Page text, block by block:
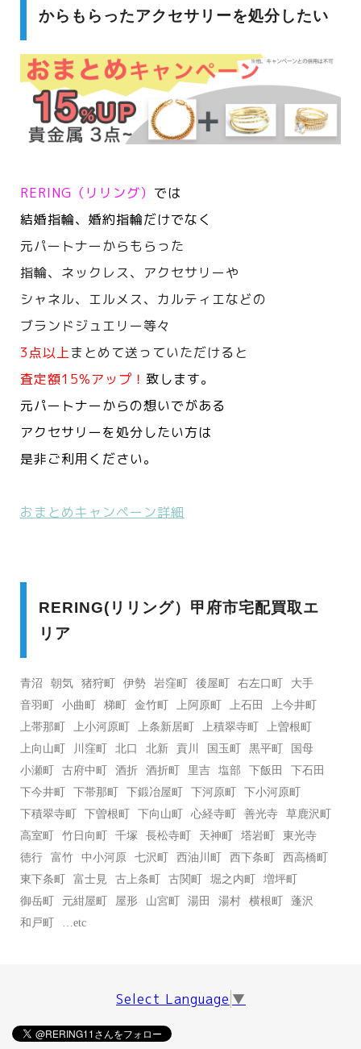
からもらったアクセサリーを処分したい
RERING（リリング） では
結婚指輪、婚約指輪だけでなく
元パートナーからもらった
指輪、ネックレス、アクセサリーや
シャネル、エルメス、カルティエなどの
ブランドジュエリー等々
3点以上まとめて送っていただけると
査定額15%アップ！ 致します。
元パートナーからの想いでがある
アクセサリーを処分したい方は
是非ご利用ください。
おまとめキャンペーン詳細
RERING(リリング）甲府市宅配買取エ
リア
青沼 朝気 猪狩町 伊勢 岩窪町 後屋町 右左口町
大手
音羽町
小曲町 梯町 金竹町 上阿原町 上石田
上今井町
上帯那町
上小河原町 上条新居町 上積翠寺町
上曽根町
上向山町
川窪町 北口 北新 貢川 国玉町 黒平町
国母
小瀬町
古府中町 酒折 酒折町 里吉 塩部 下飯田
下石田
下今井町
下帯那町 下鍛冶屋町 下河原町
下小河原町
下積翠寺町
下曽根町 下向山町 心経寺町 善光寺
草鹿沢町
高室町
竹日向町 千塚 長松寺町 天神町 塔岩町
東光寺
徳行
富竹 中小河原 七沢町 西油川町 西下条町
西高橋町
東下条町
富士見 古上条町 古関町 堀之内町
増坪町
御岳町
元紺屋町 屋形 山宮町 湯田 湯村 横根町
蓬沢
和戸町
…etc
Select Language ▼